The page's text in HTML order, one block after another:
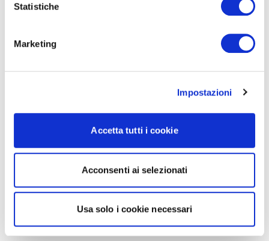
Statistiche
Marketing
Impostazioni
Accetta tutti i cookie
Acconsenti ai selezionati
Usa solo i cookie necessari